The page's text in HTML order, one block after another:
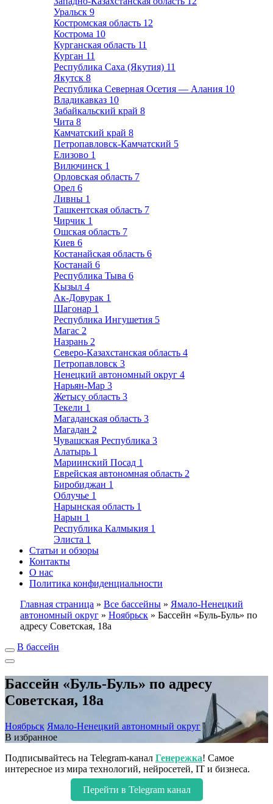
Уральск 9
Костромская область 12
Кострома 10
Курганская область 11
Курган 11
Республика Саха (Якутия) 11
Якутск 8
Республика Северная Осетия — Алания 10
Владикавказ 10
Забайкальский край 8
Чита 8
Камчатский край 8
Петропавловск-Камчатский 5
Елизово 1
Вилючинск 1
Орловская область 7
Орел 6
Ливны 1
Ташкентская область 7
Чирчик 1
Ошская область 7
Киев 6
Костанайская область 6
Костанай 6
Республика Тыва 6
Кызыл 4
Ак-Довурак 1
Шагонар 1
Республика Ингушетия 5
Магас 2
Назрань 2
Северо-Казахстанская область 4
Петропавловск 3
Ненецкий автономный округ 4
Нарьян-Мар 3
Жетысу область 3
Текели 1
Магаданская область 3
Магадан 2
Чувашская Республика 3
Алатырь 1
Мариинский Посад 1
Еврейская автономная область 2
Биробиджан 1
Облучье 1
Нарынская область 1
Нарын 1
Республика Калмыкия 1
Элиста 1
Статьи и обзоры
Контакты
О нас
Политика конфиденциальности
Главная страница » Все бассейны » Ямало-Ненецкий
автономный округ » Ноябрьск » Бассейн «Буль-Буль» по
адресу Советская, 18а
В бассейн
Бассейн «Буль-Буль» по адресу
Советская, 18а
Ноябрьск Ямало-Ненецкий автономный округ
В избранное
Подписывайтесь на Telegram-канал Генережка! Самое
интересное из мира технологий, нейросетей, IT и бизнеса.
Перейти в Telegram канал